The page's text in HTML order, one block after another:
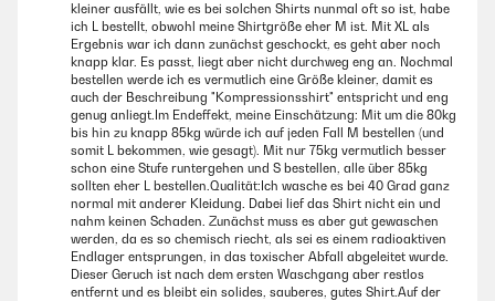
kleiner ausfällt, wie es bei solchen Shirts nunmal oft so ist, habe
ich L bestellt, obwohl meine Shirtgröße eher M ist. Mit XL als
Ergebnis war ich dann zunächst geschockt, es geht aber noch
knapp klar. Es passt, liegt aber nicht durchweg eng an. Nochmal
bestellen werde ich es vermutlich eine Größe kleiner, damit es
auch der Beschreibung "Kompressionsshirt" entspricht und eng
genug anliegt.Im Endeffekt, meine Einschätzung: Mit um die 80kg
bis hin zu knapp 85kg würde ich auf jeden Fall M bestellen (und
somit L bekommen, wie gesagt). Mit nur 75kg vermutlich besser
schon eine Stufe runtergehen und S bestellen, alle über 85kg
sollten eher L bestellen.Qualität:Ich wasche es bei 40 Grad ganz
normal mit anderer Kleidung. Dabei lief das Shirt nicht ein und
nahm keinen Schaden. Zunächst muss es aber gut gewaschen
werden, da es so chemisch riecht, als sei es einem radioaktiven
Endlager entsprungen, in das toxischer Abfall abgeleitet wurde.
Dieser Geruch ist nach dem ersten Waschgang aber restlos
entfernt und es bleibt ein solides, sauberes, gutes Shirt.Auf der